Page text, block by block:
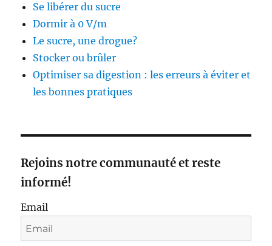
Se libérer du sucre
Dormir à 0 V/m
Le sucre, une drogue?
Stocker ou brûler
Optimiser sa digestion : les erreurs à éviter et
les bonnes pratiques
Rejoins notre communauté et reste
informé!
Email